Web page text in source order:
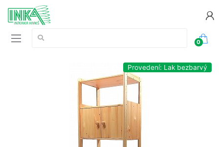
Vyhledávání:
0
Provedení: Lak bezbarvý